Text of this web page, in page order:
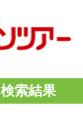
検索結果